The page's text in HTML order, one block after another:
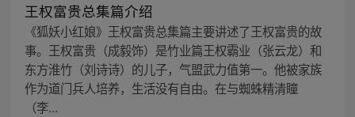
王权富贵总集篇介绍
《狐妖小红娘》王权富贵总集篇主要讲述了王权富贵的故
事。王权富贵（成毅饰）是竹业篇王权霸业（张云龙）和
东方淮竹（刘诗诗）的儿子，气盟武力值第一。他被家族
作为道门兵人培养，生活没有自由。在与蜘蛛精清瞳
（李...